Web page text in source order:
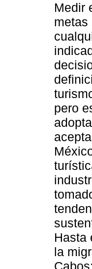
Medir
metas
pero
Hasta
la